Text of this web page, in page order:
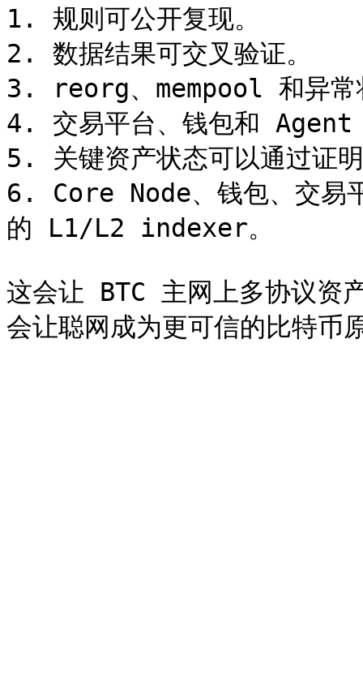
1. 规则可公开复现。
2. 数据结果可交叉验证。
3. reorg、mempool 和异常
4. 交易平台、钱包和 Agent
5. 关键资产状态可以通过证
6. Core Node、钱包、交易
的 L1/L2 indexer。
这会让 BTC 主网上多协议资